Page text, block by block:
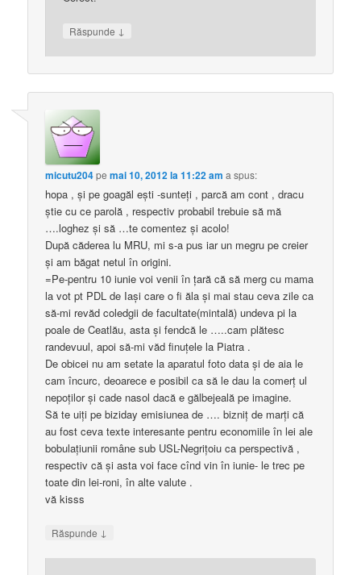
Răspunde ↓
micutu204pemai 10, 2012 la 11:22 am a spus:
hopa , şi pe goagăl eşti -sunteţi , parcă am cont , dracu
ştie cu ce parolă , respectiv probabil trebuie să mă
….loghez şi să …te comentez şi acolo!
După căderea lu MRU, mi s-a pus iar un megru pe creier
şi am băgat netul în origini.
=Pe-pentru 10 iunie voi venii în ţară că să merg cu mama
la vot pt PDL de Iaşi care o fi ăla şi mai stau ceva zile ca
să-mi revăd coledgii de facultate(mintală) undeva pi la
poale de Ceatlău, asta şi fendcă le …..cam plătesc
randevuul, apoi să-mi văd finuţele la Piatra .
De obicei nu am setate la aparatul foto data şi de aia le
cam încurc, deoarece e posibil ca să le dau la comerţ ul
nepoţilor şi cade nasol dacă e gălbejeală pe imagine.
Să te uiţi pe biziday emisiunea de …. bizniţ de marţi că
au fost ceva texte interesante pentru economiile în lei ale
bobulaţiunii române sub USL-Negriţoiu ca perspectivă ,
respectiv că şi asta voi face cînd vin în iunie- le trec pe
toate din lei-roni, în alte valute .
vă kisss
Răspunde ↓